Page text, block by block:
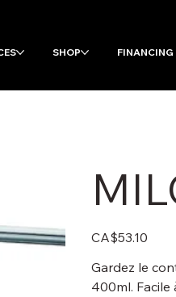
SHOP FINANCING
Price
CA$53.10
Gardez le
400ml.